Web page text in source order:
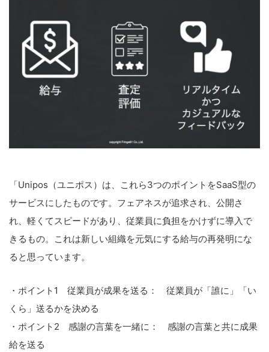
「Unipos（ユニポス）は、これら3つのポイントをSaaS型の
サービスにしたものです。フェアネスが追求され、公開さ
れ、軽くてスピードがあり、従業員に負担をかけずに導入で
きるもの。これは新しい組織を元気にする給与の再発明にな
ると思っています。
・ポイント1 従業員が成果を送る：
従業員が「誰に」「い
くら」送るかを決める
・ポイント2 感謝の言葉を一緒に：
感謝の言葉と共に成果
給を送る